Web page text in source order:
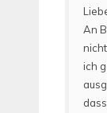
An
ich